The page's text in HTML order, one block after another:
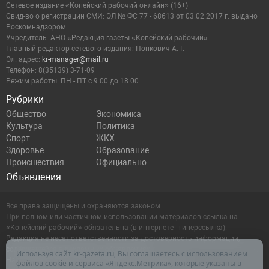
Рубрики
Общество
Экономика
Культура
Политика
Спорт
ЖКХ
Здоровье
Образование
Происшествия
Официально
Объявления
Сетевое издание «Копейский рабочий онлайн» (16+)
Cвид-во о регистрации СМИ: ЭЛ № ФС 77 - 68613 от 03.02.2017 г. выдано
Роскомнадзором
Учредитель: АНО «Редакция газеты «Копейский рабочий»
Главный редактор сетевого издания: Попкович А. Г.
Эл. адрес: kr-manager@mail.ru
Телефон: 8(35139) 3-71-09
Режим работы: ПН - ПТ с 9:00 до 18:00
Все права защищены и охраняются законом.
При полном или частичном использовании материалов ссылка на
«Копейский рабочий» обязательна (в интернете - гиперссылка).
Редакция не несет ответственности за достоверность информации,
содержащейся в рекламных объявлениях.
Настоящий ресурс может содержать материалы 16+
Используя сайт kr-gazeta.ru, Вы соглашаетесь с использованием
файлов cookie и сервиса «Яндекс.Метрика», которые указаны в